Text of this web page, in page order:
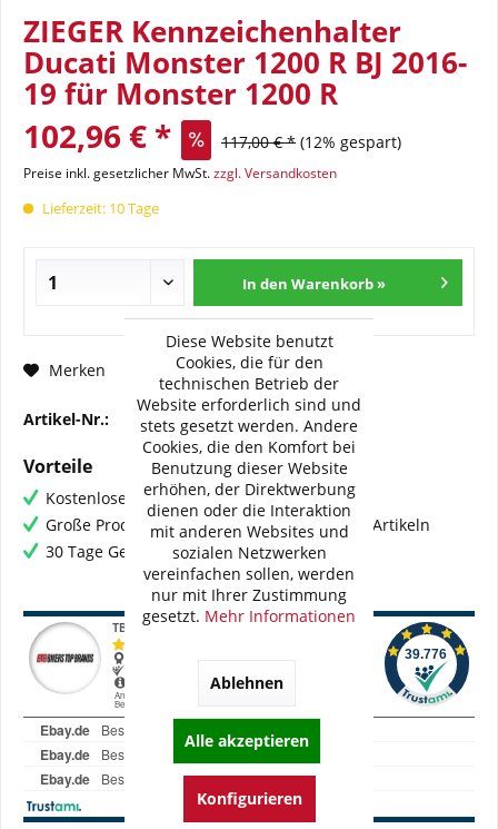
ZIEGER Kennzeichenhalter
Ducati Monster 1200 R BJ 2016-
19 für Monster 1200 R
102,96 € * 117,00 € * (12% gespart)
Preise inkl. gesetzlicher MwSt.zzgl. Versandkosten
Lieferzeit: 10 Tage
In den Warenkorb »
Merken Fragen zum Artikel?
Artikel-Nr.: 10000288
Vorteile
Kostenloser Versand ab € 60,- Bestellwert
Große Produktauswahl mit mehr als 80.000 Artikeln
30 Tage Geld-Zurück-Garantie
Diese Website benutzt
Cookies, die für den
technischen Betrieb der
Website erforderlich sind und
stets gesetzt werden. Andere
Cookies, die den Komfort bei
Benutzung dieser Website
erhöhen, der Direktwerbung
dienen oder die Interaktion
mit anderen Websites und
sozialen Netzwerken
vereinfachen sollen, werden
nur mit Ihrer Zustimmung
gesetzt. Mehr Informationen
Ablehnen
Alle akzeptieren
Konfigurieren